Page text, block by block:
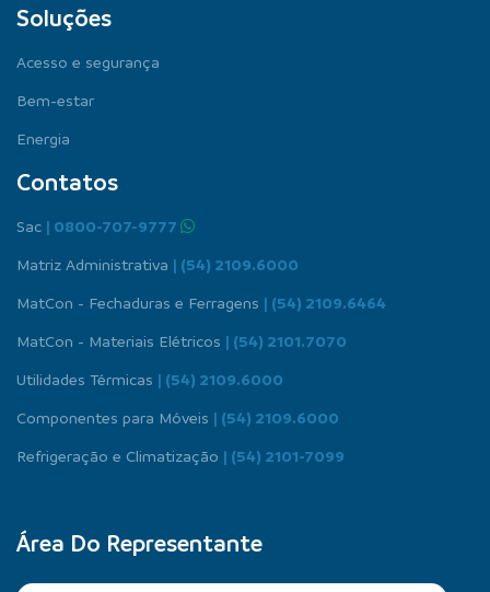
Soluções
Acesso e segurança
Bem-estar
Energia
Contatos
Sac | 0800-707-9777
Matriz Administrativa | (54) 2109.6000
MatCon - Fechaduras e Ferragens | (54) 2109.6464
MatCon - Materiais Elétricos | (54) 2101.7070
Utilidades Térmicas | (54) 2109.6000
Componentes para Móveis | (54) 2109.6000
Refrigeração e Climatização | (54) 2101-7099
Área Do Representante